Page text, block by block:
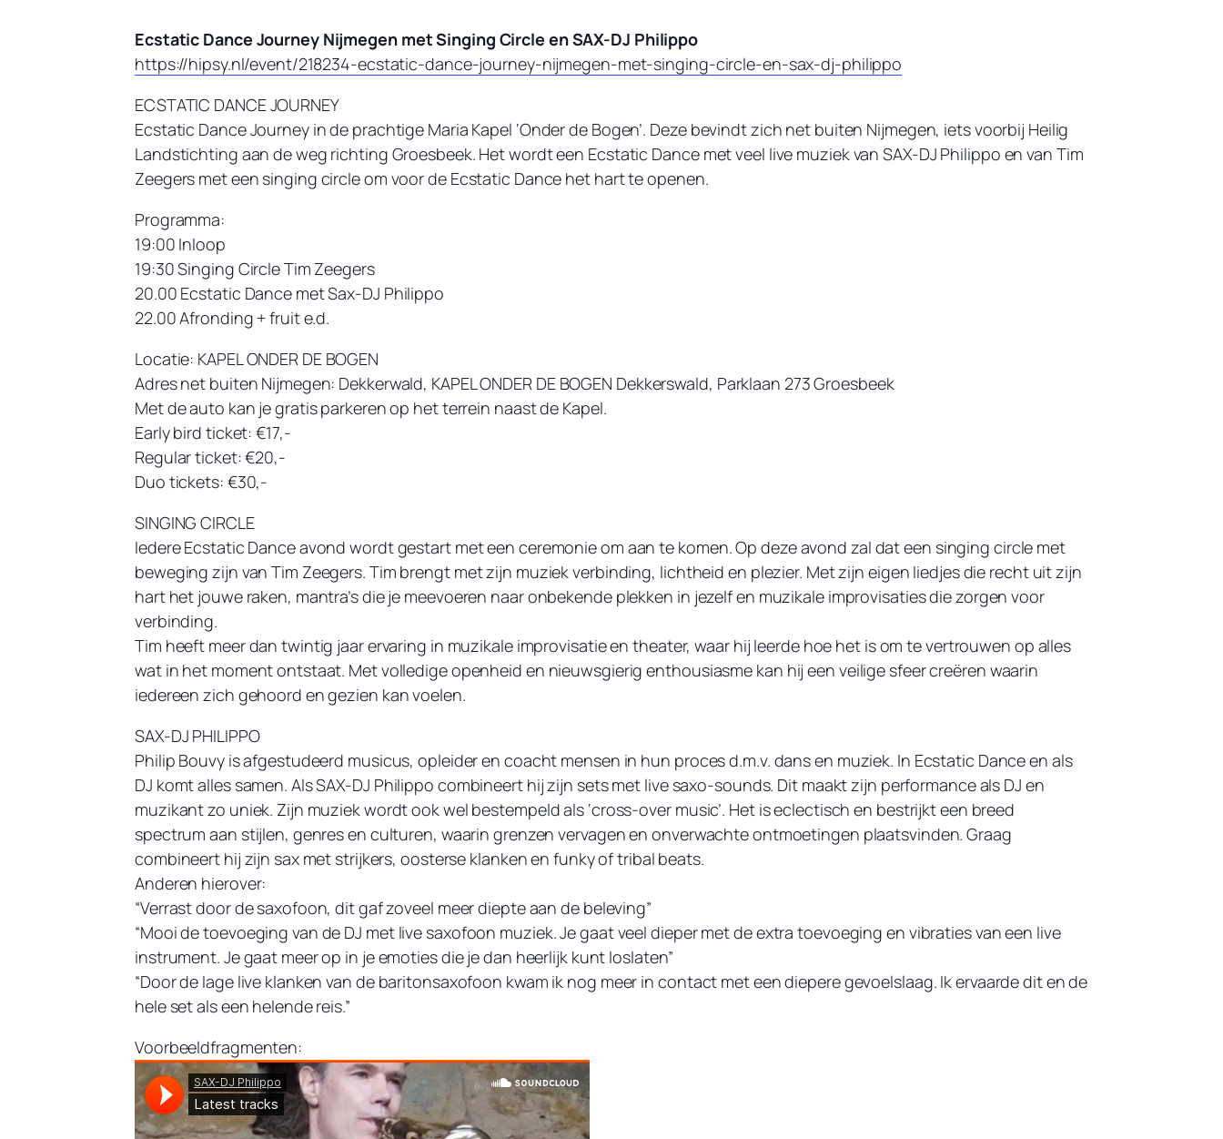
Ecstatic Dance Journey Nijmegen met Singing Circle en SAX-DJ Philippo
https://hipsy.nl/event/218234-ecstatic-dance-journey-nijmegen-met-singing-circle-en-sax-dj-philippo
ECSTATIC DANCE JOURNEY
Ecstatic Dance Journey in de prachtige Maria Kapel ‘Onder de Bogen’. Deze bevindt zich net buiten Nijmegen, iets voorbij Heilig
Landstichting aan de weg richting Groesbeek. Het wordt een Ecstatic Dance met veel live muziek van SAX-DJ Philippo en van Tim
Zeegers met een singing circle om voor de Ecstatic Dance het hart te openen.
Programma:
19:00 Inloop
19:30 Singing Circle Tim Zeegers
20.00 Ecstatic Dance met Sax-DJ Philippo
22.00 Afronding + fruit e.d.
Locatie: KAPEL ONDER DE BOGEN
Adres net buiten Nijmegen: Dekkerwald, KAPEL ONDER DE BOGEN Dekkerswald, Parklaan 273 Groesbeek
Met de auto kan je gratis parkeren op het terrein naast de Kapel.
Early bird ticket: €17,-
Regular ticket: €20,-
Duo tickets: €30,-
SINGING CIRCLE
Iedere Ecstatic Dance avond wordt gestart met een ceremonie om aan te komen. Op deze avond zal dat een singing circle met
beweging zijn van Tim Zeegers. Tim brengt met zijn muziek verbinding, lichtheid en plezier. Met zijn eigen liedjes die recht uit zijn
hart het jouwe raken, mantra’s die je meevoeren naar onbekende plekken in jezelf en muzikale improvisaties die zorgen voor
verbinding.
Tim heeft meer dan twintig jaar ervaring in muzikale improvisatie en theater, waar hij leerde hoe het is om te vertrouwen op alles
wat in het moment ontstaat. Met volledige openheid en nieuwsgierig enthousiasme kan hij een veilige sfeer creëren waarin
iedereen zich gehoord en gezien kan voelen.
SAX-DJ PHILIPPO
Philip Bouvy is afgestudeerd musicus, opleider en coacht mensen in hun proces d.m.v. dans en muziek. In Ecstatic Dance en als
DJ komt alles samen. Als SAX-DJ Philippo combineert hij zijn sets met live saxo-sounds. Dit maakt zijn performance als DJ en
muzikant zo uniek. Zijn muziek wordt ook wel bestempeld als ‘cross-over music’. Het is eclectisch en bestrijkt een breed
spectrum aan stijlen, genres en culturen, waarin grenzen vervagen en onverwachte ontmoetingen plaatsvinden. Graag
combineert hij zijn sax met strijkers, oosterse klanken en funky of tribal beats.
Anderen hierover:
“Verrast door de saxofoon, dit gaf zoveel meer diepte aan de beleving”
“Mooi de toevoeging van de DJ met live saxofoon muziek. Je gaat veel dieper met de extra toevoeging en vibraties van een live
instrument. Je gaat meer op in je emoties die je dan heerlijk kunt loslaten”
“Door de lage live klanken van de baritonsaxofoon kwam ik nog meer in contact met een diepere gevoelslaag. Ik ervaarde dit en de
hele set als een helende reis.”
Voorbeeldfragmenten: